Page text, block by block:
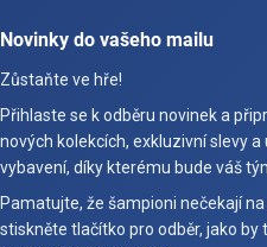
Novinky do vašeho mailu
Zůstaňte ve hře!
Přihlaste se k odběru novinek a
nových kolekcích, exkluzivní slevy
vybavení, díky kterému bude váš
Pamatujte, že šampioni nečekají
stiskněte tlačítko pro odběr, jako